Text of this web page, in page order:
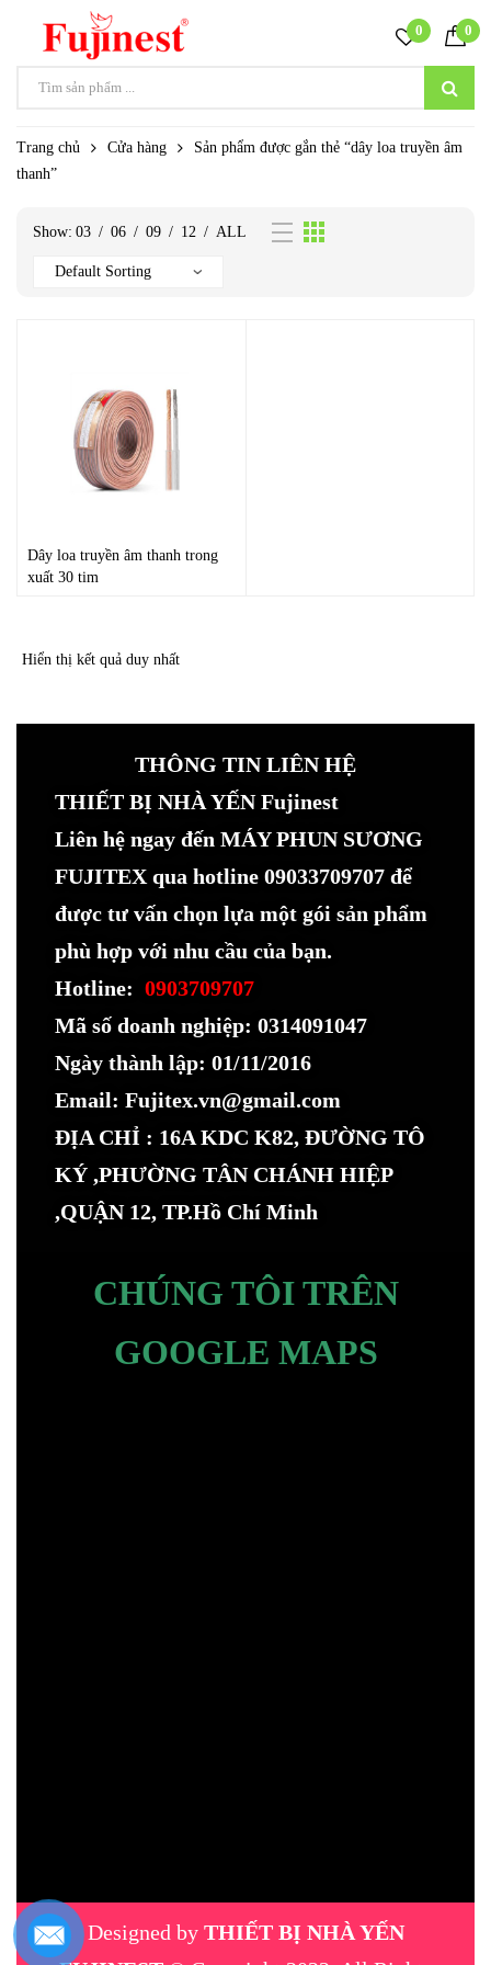
0 0
Trang chủ Cửa hàng
Sản phẩm được gắn thẻ “dây loa truyền âm
thanh”
Show: 03 / 06 / 09 / 12 / ALL
Dây loa truyền âm thanh trong
xuất 30 tim
Hiển thị kết quả duy nhất
THÔNG TIN LIÊN HỆ
THIẾT BỊ NHÀ YẾN Fujinest
Liên hệ ngay đến MÁY PHUN SƯƠNG
FUJITEX qua hotline 09033709707 để
được tư vấn chọn lựa một gói sản phẩm
phù hợp với nhu cầu của bạn.
Hotline: 0903709707
Mã số doanh nghiệp: 0314091047
Ngày thành lập: 01/11/2016
Email: Fujitex.vn@gmail.com
ĐỊA CHỈ : 16A KDC K82, ĐƯỜNG TÔ
KÝ ,PHƯỜNG TÂN CHÁNH HIỆP
,QUẬN 12, TP.Hồ Chí Minh
CHÚNG TÔI TRÊN
GOOGLE MAPS
Designed by THIẾT BỊ NHÀ YẾN